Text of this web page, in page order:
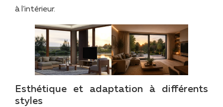
à l’intérieur.
Esthétique et adaptation à différents
styles